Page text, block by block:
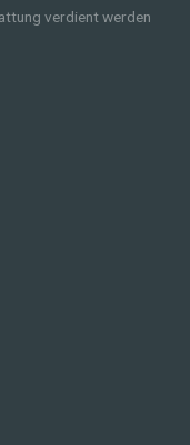
verdient werden